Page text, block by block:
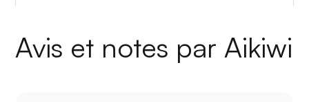
Avis et notes par Aikiwi